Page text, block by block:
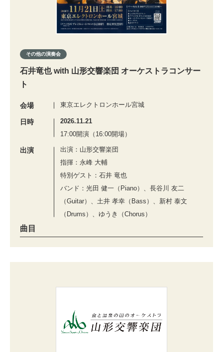
その他の演奏会
石井竜也 with 山形交響楽団 オーケストラコンサー
ト
会場 東京エレクトロンホール宮城
日時
2026.11.21
17:00開演（16:00開場）
出演
出演：山形交響楽団
指揮：永峰 大輔
特別ゲスト：石井 竜也
バンド：光田 健一（Piano）、長谷川 友二
（Guitar）、土井 孝幸（Bass）、新村 泰文
（Drums）、ゆうき（Chorus）
曲目